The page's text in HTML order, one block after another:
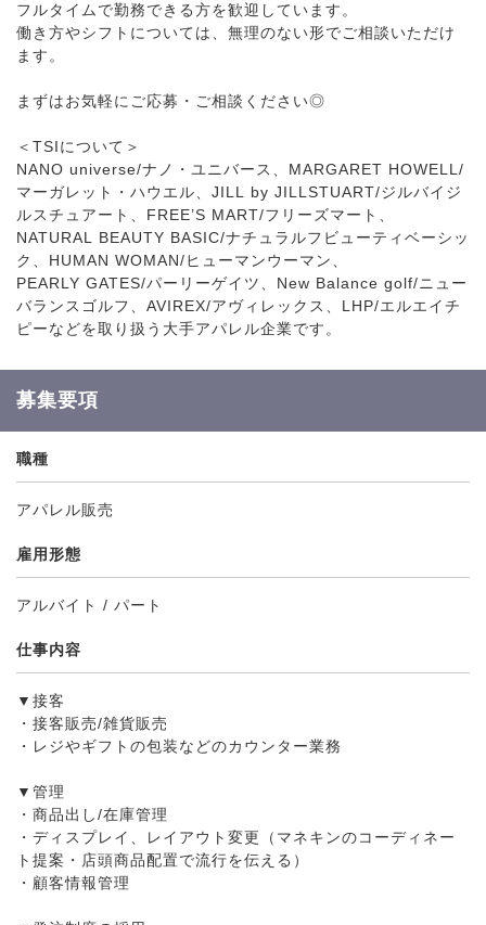
フルタイムで勤務できる方を歓迎しています。
働き方やシフトについては、無理のない形でご相談いただけ
ます。
まずはお気軽にご応募・ご相談ください◎
＜TSIについて＞
NANO universe/ナノ・ユニバース、MARGARET HOWELL/
マーガレット・ハウエル、JILL by JILLSTUART/ジルバイジ
ルスチュアート、FREE’S MART/フリーズマート、
NATURAL BEAUTY BASIC/ナチュラルフビューティベーシッ
ク、HUMAN WOMAN/ヒューマンウーマン、
PEARLY GATES/パーリーゲイツ、New Balance golf/ニュー
バランスゴルフ、AVIREX/アヴィレックス、LHP/エルエイチ
ピーなどを取り扱う大手アパレル企業です。
募集要項
職種
アパレル販売
雇用形態
アルバイト / パート
仕事内容
▼接客
・接客販売/雑貨販売
・レジやギフトの包装などのカウンター業務
▼管理
・商品出し/在庫管理
・ディスプレイ、レイアウト変更（マネキンのコーディネー
ト提案・店頭商品配置で流行を伝える）
・顧客情報管理